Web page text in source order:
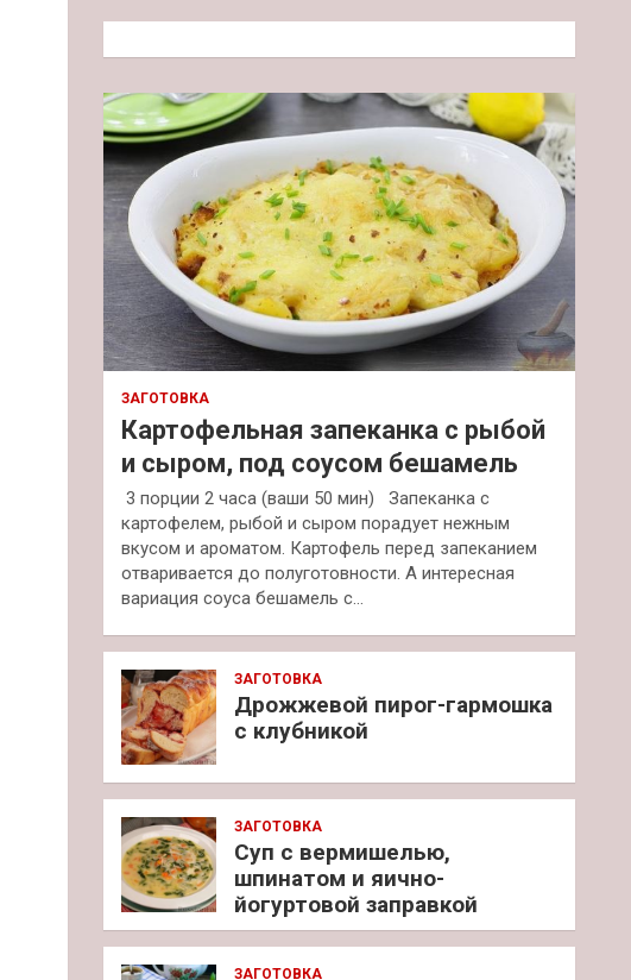
к
ЗАГОТОВКА
Картофельная запеканка с рыбой
и сыром, под соусом бешамель
3 порции 2 часа (ваши 50 мин) Запеканка с
картофелем, рыбой и сыром порадует нежным
вкусом и ароматом. Картофель перед запеканием
отваривается до полуготовности. А интересная
вариация соуса бешамель с…
ЗАГОТОВКА
Дрожжевой пирог-гармошка
с клубникой
ЗАГОТОВКА
Суп с вермишелью,
шпинатом и яично-
йогуртовой заправкой
ЗАГОТОВКА